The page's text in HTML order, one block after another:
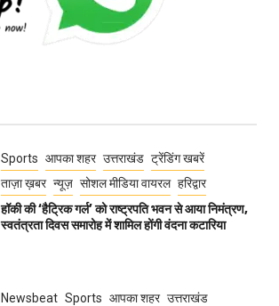
Sports आपका शहर उत्तराखंड ट्रेंडिंग खबरें
ताज़ा ख़बर न्यूज़ सोशल मीडिया वायरल हरिद्वार
हॉकी की ‘हैट्रिक गर्ल’ को राष्ट्रपति भवन से आया निमंत्रण,
स्वतंत्रता दिवस समारोह में शामिल होंगी वंदना कटारिया
Newsbeat Sports आपका शहर उत्तराखंड